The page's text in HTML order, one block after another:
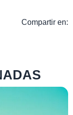
Compartir en: